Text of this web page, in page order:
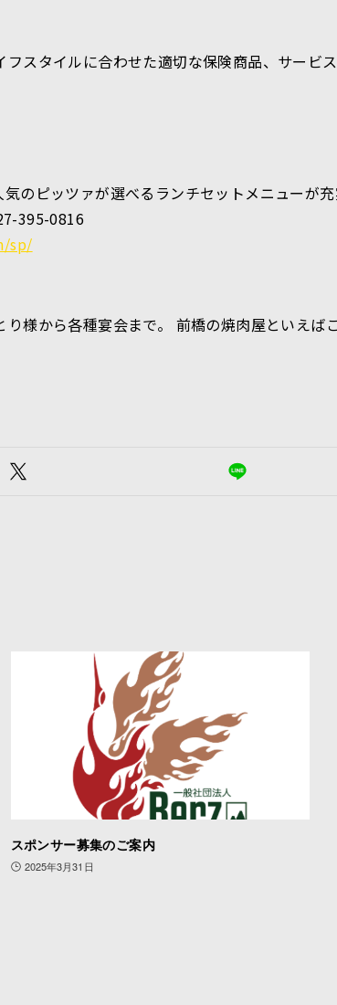
フスタイルに合わせた適切な保険商品、サー
のピッツァが選べるランチセットメニューが
395-0816
sp/
り様から各種宴会まで。 前橋の焼肉屋といえ
スポンサー募集のご案内
2025年3月31日